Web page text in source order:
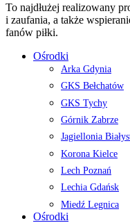
To najdłużej realizowany
i zaufania, a także
fanów piłki.
Ośrodki
Arka Gdynia
GKS Bełchatów
GKS Tychy
Górnik Zabrze
Jagiellonia
Korona Kielce
Lech Poznań
Lechia Gdańsk
Miedź Legnica
Ośrodki